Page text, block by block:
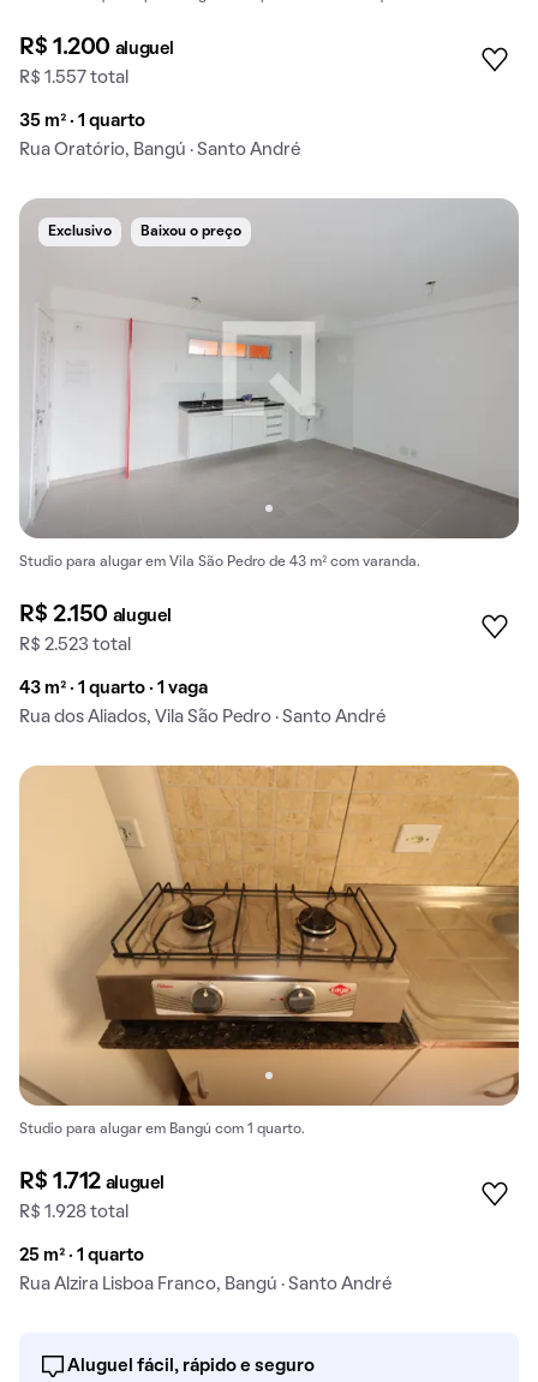
R$ 1.200 aluguel
R$ 1.557 total
35 m² · 1 quarto
Rua Oratório, Bangú · Santo André
Exclusivo Baixou o preço
Studio para alugar em Vila São Pedro de 43 m² com varanda.
R$ 2.150 aluguel
R$ 2.523 total
43 m² · 1 quarto · 1 vaga
Rua dos Aliados, Vila São Pedro · Santo André
Studio para alugar em Bangú com 1 quarto.
R$ 1.712 aluguel
R$ 1.928 total
25 m² · 1 quarto
Rua Alzira Lisboa Franco, Bangú · Santo André
Aluguel fácil, rápido e seguro